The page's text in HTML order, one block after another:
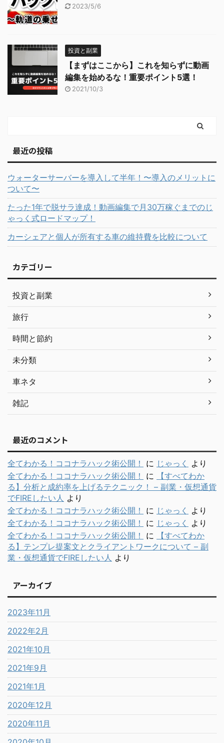
2023/5/6
投資と副業
【まずはここから】これを知らずに動画
編集を始めるな！重要ポイント5選！
2021/10/3
最近の投稿
ウォーターサーバーを導入して半年！〜導入のメリットに
ついて〜
たった1年で脱サラ達成！動画編集で月30万稼ぐまでのじ
ゃっく式ロードマップ！
カーシェアと個人が所有する車の維持費を比較について
カテゴリー
投資と副業
旅行
時間と節約
未分類
車ネタ
雑記
最近のコメント
全てわかる！ココナラハック術公開！ に じゃっく
より
全てわかる！ココナラハック術公開！
に
【すべてわか
る】分析と成約率を上げるテクニック！ – 副業・仮想通貨
でFIREしたい人 より
全てわかる！ココナラハック術公開！
に じゃっく
より
全てわかる！ココナラハック術公開！
に じゃっく
より
全てわかる！ココナラハック術公開！
に
【すべてわか
る】テンプレ提案文とクライアントワークについて – 副
業・仮想通貨でFIREしたい人 より
アーカイブ
2023年11月
2022年2月
2021年10月
2021年9月
2021年1月
2020年12月
2020年11月